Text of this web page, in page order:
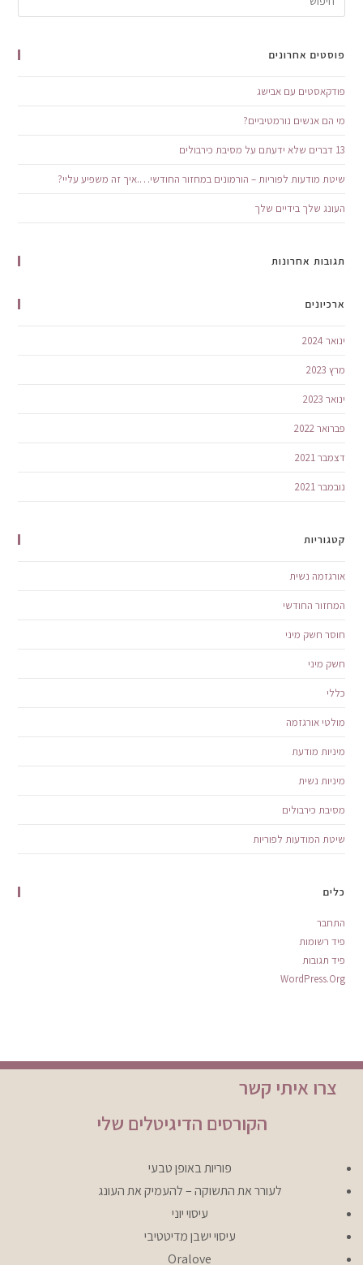
פוסטים אחרונים
פודקאסטים עם אבישג
מי הם אנשים נורמטיביים?
13 דברים שלא ידעתם על מסיבת כירבולים
שיטת מודעות לפוריות – הורמונים במחזור החודשי….איך זה משפיע עליי?
העונג שלך בידיים שלך
תגובות אחרונות
ארכיונים
ינואר 2024
מרץ 2023
ינואר 2023
פברואר 2022
דצמבר 2021
נובמבר 2021
קטגוריות
אורגזמה נשית
המחזור החודשי
חוסר חשק מיני
חשק מיני
כללי
מולטי אורגזמה
מיניות מודעת
מיניות נשית
מסיבת כירבולים
שיטת המודעות לפוריות
כלים
התחבר
פיד רשומות
פיד תגובות
WordPress.org
צרו איתי קשר
הקורסים הדיגיטלים שלי
פוריות באופן טבעי
לעורר את התשוקה – להעמיק את העונג
עיסוי יוני
עיסוי ישבן מדיטטיבי
Oralove